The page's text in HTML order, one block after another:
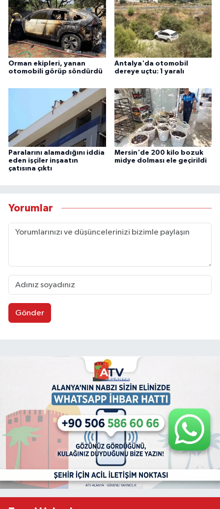
Orman ekipleri, yanan
otomobili görüp söndürdü
Antalya'da otomobil
dereye uçtu: 1 yaralı
Paralarını alamadığını iddia
eden işçiler inşaatın
çatısına çıktı
Mersin'de 200 kilo bozuk
midye dolması ele geçirildi
Yorumlar
Gönder